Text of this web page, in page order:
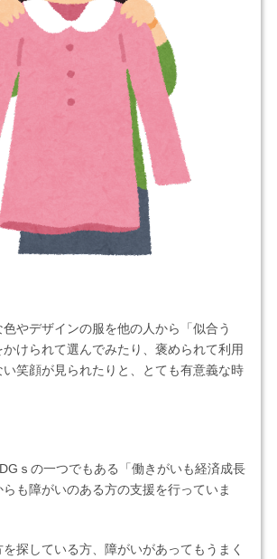
やデザインの服を他の人から「似合う
けられて選んでみたり、褒められて利用
笑顔が見られたりと、とても有意義な時
ｓの一つでもある「働きがいも経済成長
も障がいのある方の支援を行っていま
探している方、障がいがあってもうまく